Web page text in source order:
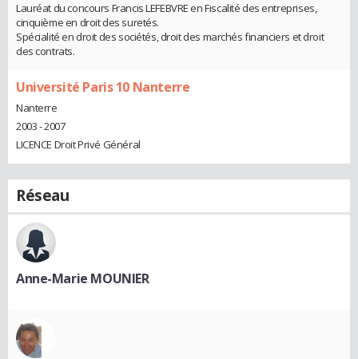
Lauréat du concours Francis LEFEBVRE en Fiscalité des entreprises,
cinquième en droit des suretés.
Spécialité en droit des sociétés, droit des marchés financiers et droit
des contrats.
Université Paris 10 Nanterre
Nanterre
2003 - 2007
LICENCE Droit Privé Général
Réseau
Anne-Marie MOUNIER